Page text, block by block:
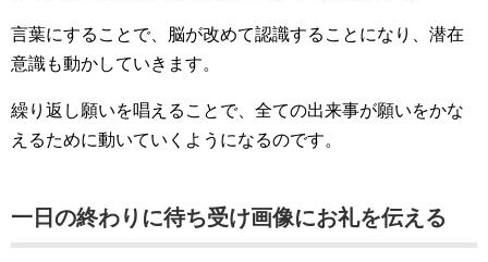
言葉にすることで、脳が改めて認識することになり、潜在
意識も動かしていきます。
繰り返し願いを唱えることで、全ての出来事が願いをかな
えるために動いていくようになるのです。
一日の終わりに待ち受け画像にお礼を伝える